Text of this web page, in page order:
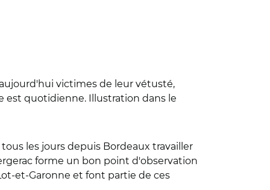
victimes de leur vétusté,
est quotidienne. Illustration dans le
les jours depuis Bordeaux travailler
forme un bon point d'observation
et-Garonne et font partie de ces